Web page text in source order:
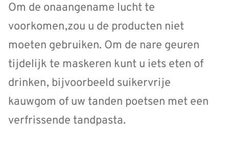
Om de onaangename lucht te
voorkomen,zou u de producten niet
moeten gebruiken. Om de nare geuren
tijdelijk te maskeren kunt u iets eten of
drinken, bijvoorbeeld suikervrije
kauwgom of uw tanden poetsen met een
verfrissende tandpasta.